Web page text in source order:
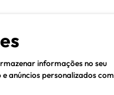
informações no seu
anúncios personalizados com